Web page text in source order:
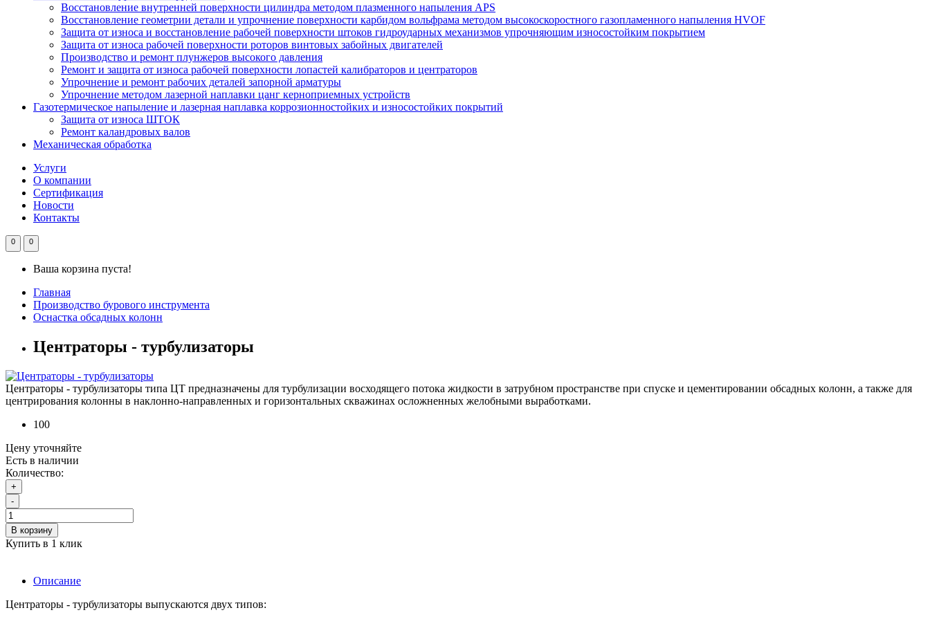
Восстановление внутренней поверхности цилиндра методом плазменного напыления APS
Восстановление геометрии детали и упрочнение поверхности карбидом вольфрама методом высокоскоростного газопламенного напыления HVOF
Защита от износа и восстановление рабочей поверхности штоков гидроударных механизмов упрочняющим износостойким покрытием
Защита от износа рабочей поверхности роторов винтовых забойных двигателей
Производство и ремонт плунжеров высокого давления
Ремонт и защита от износа рабочей поверхности лопастей калибраторов и центраторов
Упрочнение и ремонт рабочих деталей запорной арматуры
Упрочнение методом лазерной наплавки цанг керноприемных устройств
Газотермическое напыление и лазерная наплавка коррозионностойких и износостойких покрытий
Защита от износа ШТОК
Ремонт каландровых валов
Механическая обработка
Услуги
О компании
Сертификация
Новости
Контакты
0 0
Ваша корзина пуста!
Главная
Производство бурового инструмента
Оснастка обсадных колонн
Центраторы - турбулизаторы
Центраторы - турбулизаторы типа ЦТ предназначены для турбулизации восходящего потока жидкости в затрубном пространстве при спуске и цементировании обсадных колонн, а также для
центрирования колонны в наклонно-направленных и горизонтальных скважинах осложненных желобными выработками.
100
Цену уточняйте
Есть в наличии
Количество:
+
-
В корзину
Купить в 1 клик
Описание
Центраторы - турбулизаторы выпускаются двух типов: